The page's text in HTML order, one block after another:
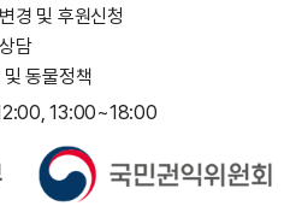
경 및 후원신청
담
동물정책
13:00~18:00